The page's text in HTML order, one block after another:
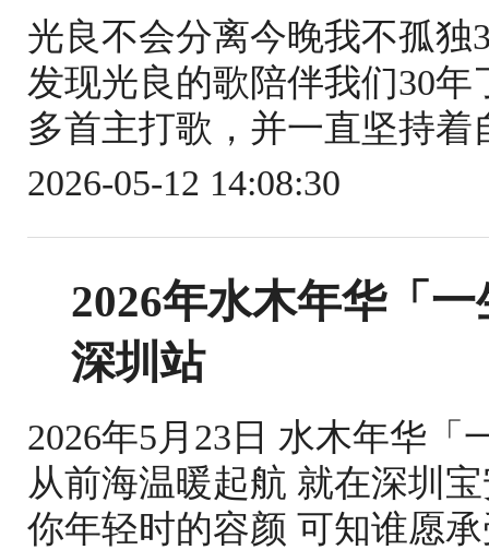
光良不会分离今晚我不孤
发现光良的歌陪伴我们30
多首主打歌，并一直坚持
2026-05-12 14:08:30
2026年水木年华「
深圳站
2026年5月23日 水木年华「
从前海温暖起航 就在深圳
你年轻时的容颜 可知谁愿